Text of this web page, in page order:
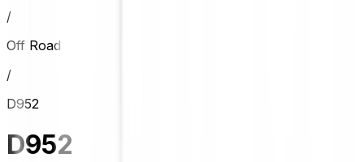
/
Off Road
/
D952
D952